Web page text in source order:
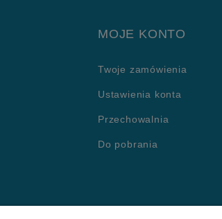
MOJE KONTO
Twoje zamówienia
Ustawienia konta
Przechowalnia
Do pobrania